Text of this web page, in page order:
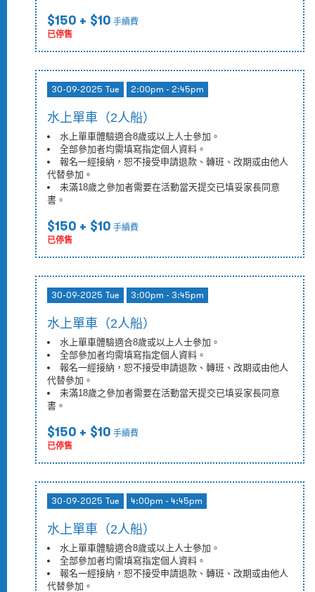
$150 + $10 手續費
已停售
30-09-2025 Tue 2:00pm - 2:45pm
水上單車（2人船）
水上單車體驗適合8歲或以上人士參加。
全部參加者均需填寫指定個人資料。
報名一經接納，恕不接受申請退款、轉班、改期或由他人
代替參加。
未滿18歲之參加者需要在活動當天提交已填妥家長同意
書。
$150 + $10 手續費
已停售
30-09-2025 Tue 3:00pm - 3:45pm
水上單車（2人船）
水上單車體驗適合8歲或以上人士參加。
全部參加者均需填寫指定個人資料。
報名一經接納，恕不接受申請退款、轉班、改期或由他人
代替參加。
未滿18歲之參加者需要在活動當天提交已填妥家長同意
書。
$150 + $10 手續費
已停售
30-09-2025 Tue 4:00pm - 4:45pm
水上單車（2人船）
水上單車體驗適合8歲或以上人士參加。
全部參加者均需填寫指定個人資料。
報名一經接納，恕不接受申請退款、轉班、改期或由他人
代替參加。